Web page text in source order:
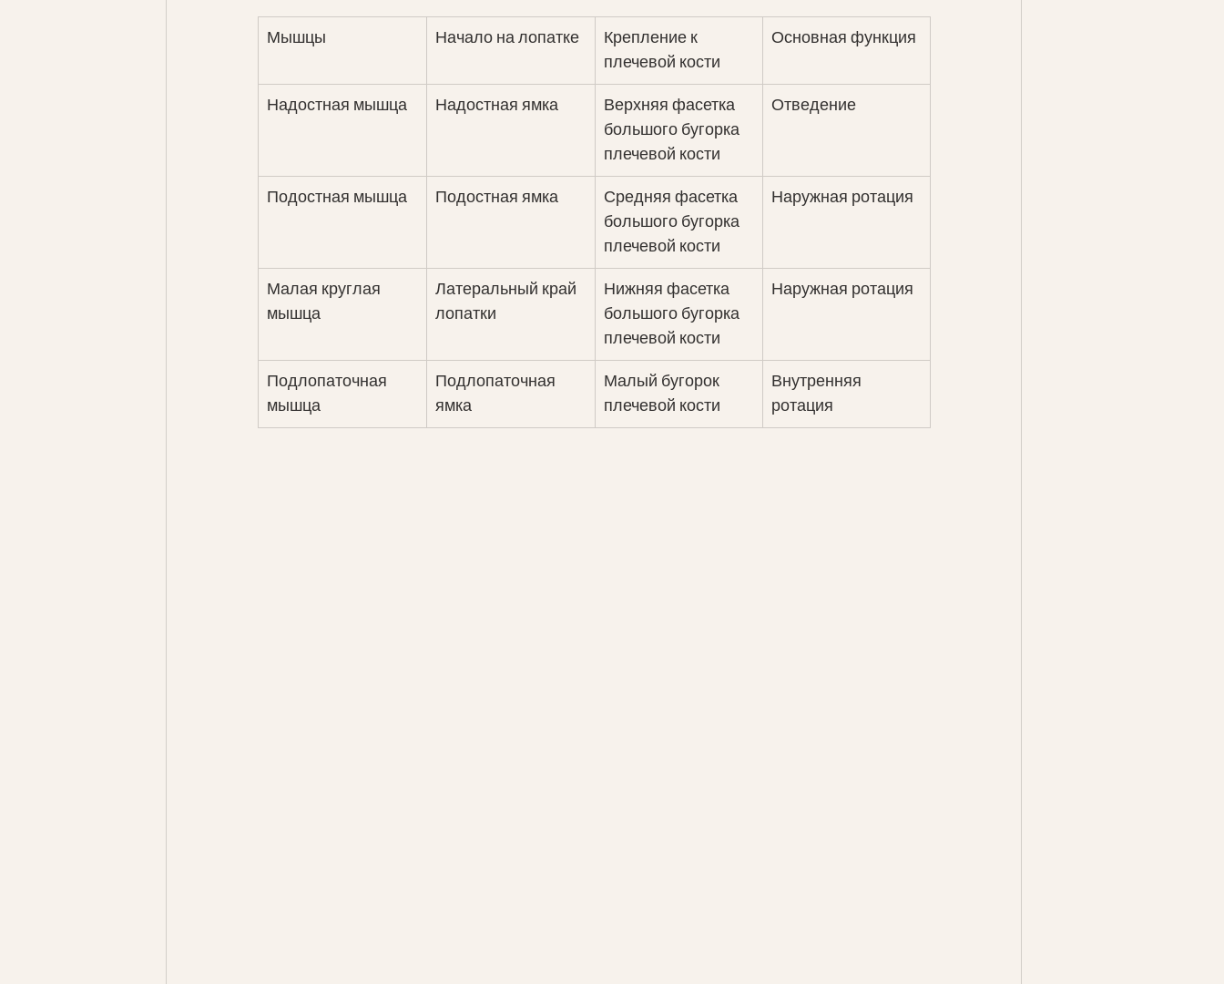
Мышцы Начало на лопатке
Крепление к
плечевой кости
Основная функция
Надостная мышца Надостная ямка
Верхняя фасетка
большого бугорка
плечевой кости
Отведение
Подостная мышца Подостная ямка
​Средняя фасетка
большого бугорка
плечевой кости
​Наружная ротация
Малая круглая
мышца
Латеральный край
лопатки
​Нижняя фасетка
большого бугорка
плечевой кости
​Наружная ротация
Подлопаточная
мышца
Подлопаточная
ямка
Малый бугорок
плечевой кости
​Внутренняя
ротация